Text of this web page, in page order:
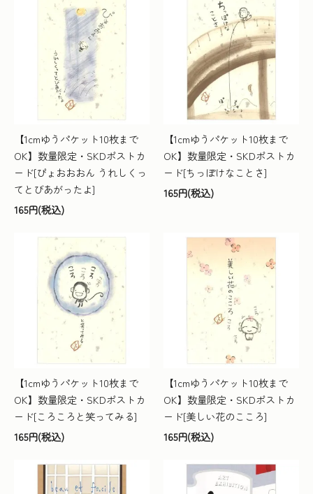
【1cmゆうパケット10枚まで
OK】数量限定・SKDポストカ
ード[ぴょおおおん うれしくっ
てとびあがったよ]
165円(税込)
【1cmゆうパケット10枚まで
OK】数量限定・SKDポストカ
ード[ちっぽけなことさ]
165円(税込)
【1cmゆうパケット10枚まで
OK】数量限定・SKDポストカ
ード[ころころと笑ってみる]
165円(税込)
【1cmゆうパケット10枚まで
OK】数量限定・SKDポストカ
ード[美しい花のこころ]
165円(税込)